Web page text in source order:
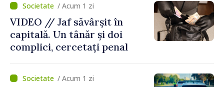
/ Acum 1 zi
VIDEO // Jaf săvârșit în
capitală. Un tânăr și doi
complici, cercetați penal
/ Acum 1 zi